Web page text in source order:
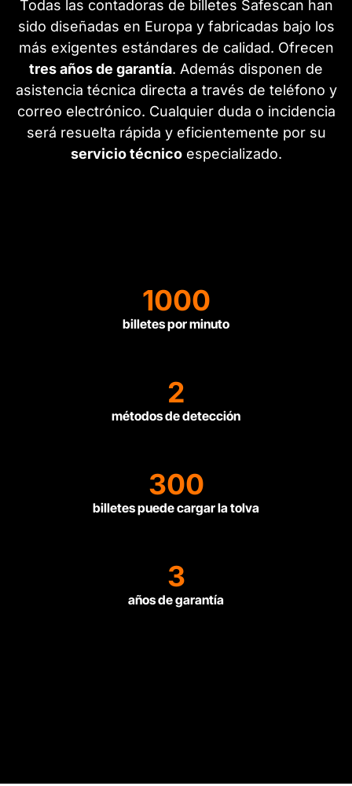
Todas las contadoras de billetes Safescan han
sido diseñadas en Europa y fabricadas bajo los
más exigentes estándares de calidad. Ofrecen
tres años de garantía. Además disponen de
asistencia técnica directa a través de teléfono y
correo electrónico. Cualquier duda o incidencia
será resuelta rápida y eficientemente por su
servicio técnicoespecializado.
1000
billetes por minuto
2
métodos de detección
300
billetes puede cargar la tolva
3
años de garantía